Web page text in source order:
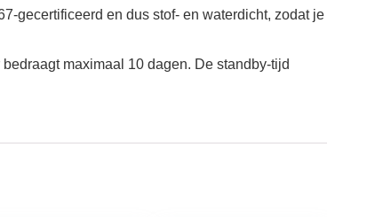
gecertificeerd en dus stof- en waterdicht, zodat je
maximaal 10 dagen. De standby-tijd